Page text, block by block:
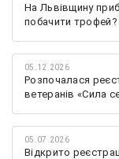
На Львівщину
побачити трофей?
05.12.2026
Розпочалася
ветеранів «Сила
05.07.2026
Відкрито